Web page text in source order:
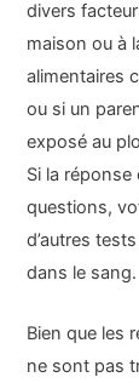
divers
maison ou à
alimentaires
ou si un
exposé au
Si la réponse
questions,
d’autres
dans le sang.
Bien que les
ne sont pas